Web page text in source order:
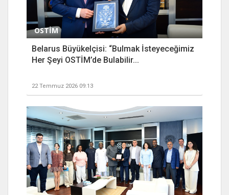
OSTİM
Belarus Büyükelçisi: “Bulmak İsteyeceğimiz
Her Şeyi OSTİM’de Bulabilir...
22 Temmuz 2026 09:13